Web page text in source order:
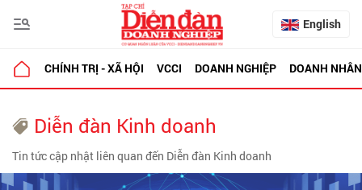
English
CHÍNH TRỊ - XÃ HỘI VCCI DOANH NGHIỆP DOANH NHÂN
Diễn đàn Kinh doanh
Tin tức cập nhật liên quan đến Diễn đàn Kinh doanh